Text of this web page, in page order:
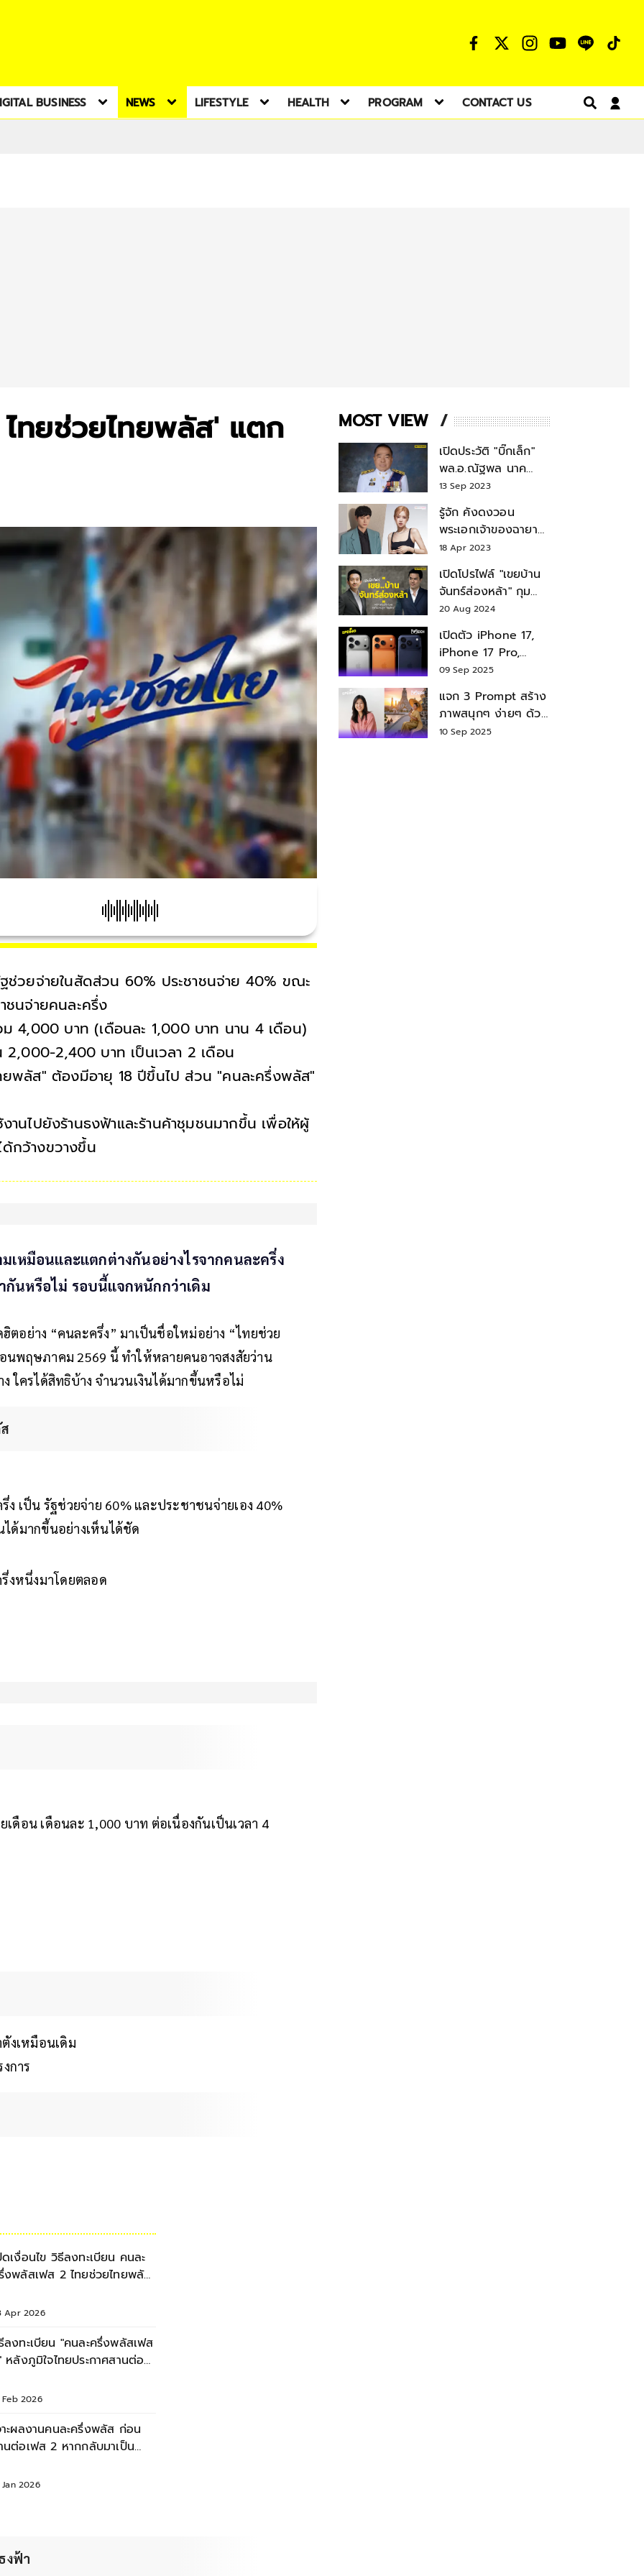
BUSINESS NEWS LIFESTYLE HEALTH PROGRAM CONTACT US
ทยช่วยไทยพลัส' แตก
ช่วยจ่ายในสัดส่วน 60% ประชาชนจ่าย 40% ขณะ
ชนจ่ายคนละครึ่ง
4,000 บาท (เดือนละ 1,000 บาท นาน 4 เดือน)
2,400 บาท เป็นเวลา 2 เดือน
ยพลัส" ต้องมีอายุ 18 ปีขึ้นไป ส่วน "คนละครึ่งพลัส"
านไปยังร้านธงฟ้าและร้านค้าชุมชนมากขึ้น เพื่อให้ผู้
กว้างขวางขึ้น
หมือนและแตกต่างกันอย่างไรจากคนละครึ่ง
นหรือไม่ รอบนี้แจกหนักกว่าเดิม
ตอย่าง “คนละครึ่ง” มาเป็นชื่อใหม่อย่าง “ไทยช่วย
นพฤษภาคม 2569 นี้ ทำให้หลายคนอาจสงสัยว่าน
ใครได้สิทธิบ้าง จำนวนเงินได้มากขึ้นหรือไม่
เป็น รัฐช่วยจ่าย 60% และประชาชนจ่ายเอง 40%
ด้มากขึ้นอย่างเห็นได้ชัด
งหนึ่งมาโดยตลอด
ดือน เดือนละ 1,000 บาท ต่อเนื่องกันเป็นเวลา 4
งเหมือนเดิม
การ
ดเงื่อนไข วิธีลงทะเบียน คนละ
งพลัสเฟส 2 ไทยช่วยไทยพลัส
Apr 2026
ลงทะเบียน "คนละครึ่งพลัสเฟส
หลังภูมิใจไทยประกาศสานต่อ
Feb 2026
าะผลงานคนละครึ่งพลัส ก่อน
นต่อเฟส 2 หากกลับมาเป็น
Jan 2026
งฟ้า
MOST VIEW
เปิดประวัติ "บิ๊กเล็ก"
พล.อ.ณัฐพล นาค
พาณิชย์ จากเลขาฯ
สมช.-เลขาฯ
รมว.กลาโหม
13 Sep 2023
รู้จัก คังดงวอน
พระเอกเจ้าของฉายา
สมบัติแห่งชาติ หลังมี
18 Apr 2023
เปิดโปรไฟล์ "เขยบ้าน
จันทร์ส่องหล้า" กุม
บังเหียนธุรกิจตระกูล
"ชินวัตร"
20 Aug 2024
เปิดตัว iPhone 17,
iPhone 17 Pro,
iPhone 17 Air สเปค
09 Sep 2025
แจก 3 Prompt สร้าง
ภาพสนุกๆ ง่ายๆ ด้วย
Nano Banana ใน
10 Sep 2025